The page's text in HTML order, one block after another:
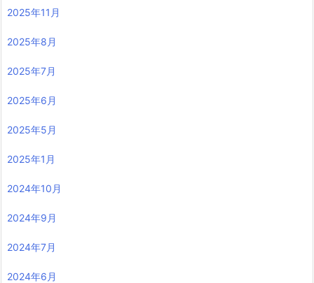
2025年11月
2025年8月
2025年7月
2025年6月
2025年5月
2025年1月
2024年10月
2024年9月
2024年7月
2024年6月